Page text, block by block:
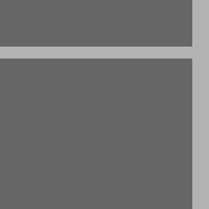
פרק 1 הקדמה תיאורטית ... 19